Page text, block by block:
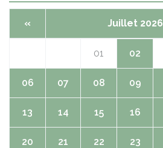
« Juillet 2026
01 02
06 07 08 09
13 14 15 16
20 21 22 23